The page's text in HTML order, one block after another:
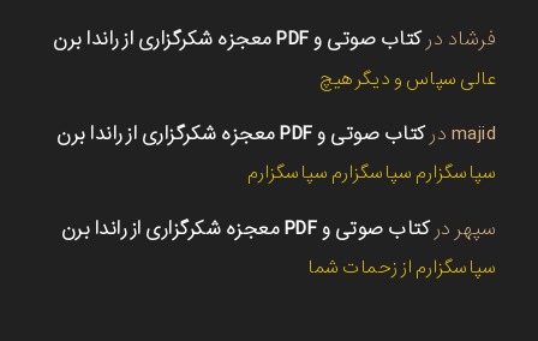
فرشاد درکتاب صوتی و PDF معجزه شکرگزاری از راندا برن
عالی سپاس و دیگر هیچ
majid درکتاب صوتی و PDF معجزه شکرگزاری از راندا برن
سپاسگزارم سپاسگزارم سپاسگزارم
سپهر درکتاب صوتی و PDF معجزه شکرگزاری از راندا برن
سپاسگزارم از زحمات شما